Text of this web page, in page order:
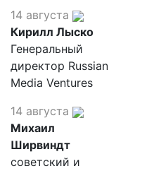
14 августа
Кирилл Лыско
Генеральный
директор Russian
Media Ventures
14 августа
Михаил
Ширвиндт
советский и